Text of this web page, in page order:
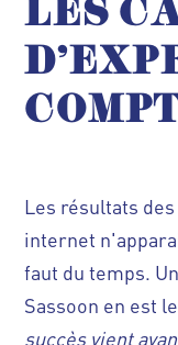
LES
Les résultats
internet
faut du temps.
Sassoon en est
succès vient